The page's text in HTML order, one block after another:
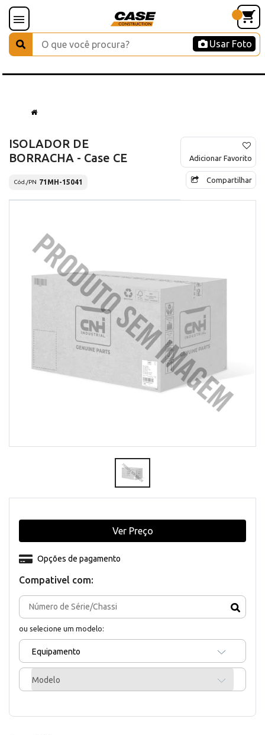
Usar Foto
ISOLADOR DE
BORRACHA - Case CE
Cód./PN 71MH-15041
Adicionar Favorito
Compartilhar
Compativel com:
ou selecione um modelo:
Equipamento
Modelo
Opções de pagamento
Ver Preço